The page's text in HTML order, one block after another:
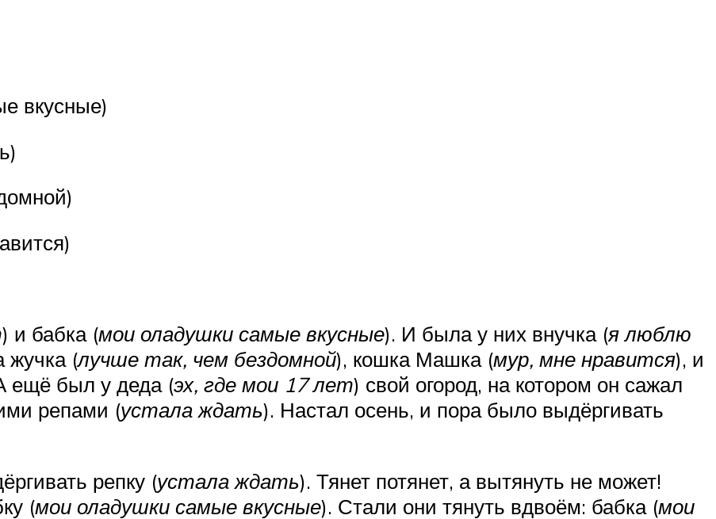
вкусные)
) и бабка (мои оладушки самые вкусные). И была у них внучка (я люблю
жучка (лучше так, чем бездомной), кошка Машка (мур, мне нравится), и
ещё был у деда (эх, где мои 17 лет) свой огород, на котором он сажал
репами (устала ждать). Настал осень, и пора было выдёргивать
репку (устала ждать). Тянет потянет, а вытянуть не может!
(мои оладушки самые вкусные). Стали они тянуть вдвоём: бабка (мои